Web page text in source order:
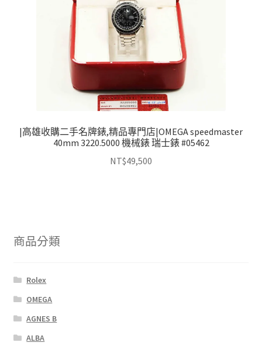
|高雄收購二手名牌錶,精品專門店|OMEGA speedmaster
40mm 3220.5000 機械錶 瑞士錶 #05462
NT$49,500
商品分類
Rolex
OMEGA
AGNES B
ALBA